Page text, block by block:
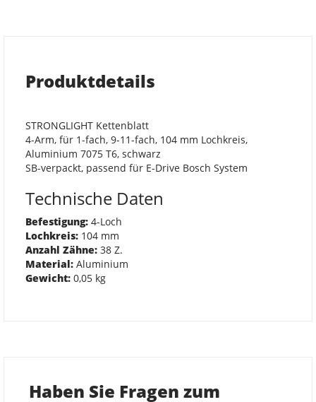
Produktdetails
STRONGLIGHT Kettenblatt
4-Arm, für 1-fach, 9-11-fach, 104 mm Lochkreis,
Aluminium 7075 T6, schwarz
SB-verpackt, passend für E-Drive Bosch System
Technische Daten
Befestigung: 4-Loch
Lochkreis: 104 mm
Anzahl Zähne: 38 Z.
Material: Aluminium
Gewicht: 0,05 kg
Haben Sie Fragen zum